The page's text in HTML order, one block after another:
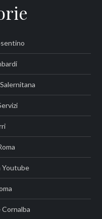
Youtube